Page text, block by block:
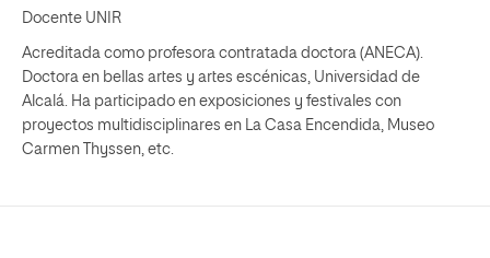
Docente UNIR
Acreditada como profesora contratada doctora (ANECA).
Doctora en bellas artes y artes escénicas, Universidad de
Alcalá. Ha participado en exposiciones y festivales con
proyectos multidisciplinares en La Casa Encendida, Museo
Carmen Thyssen, etc.